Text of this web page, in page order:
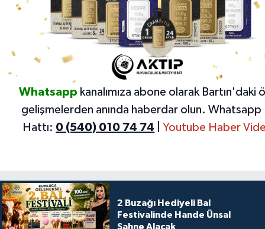
Whatsapp kanalımıza abone olarak Bartın'daki
gelişmelerden anında haberdar olun. Whatsapp
Hattı: 0 (540) 010 74 74 |Youtube Haber
2 Buzağı Hediyeli Bal
Festivalinde Hande Ünsal
Sahne Alacak